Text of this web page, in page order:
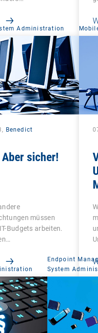
Administration
Benedict
sicher!
müssen
Budgets arbeiten.
Endpoint
System